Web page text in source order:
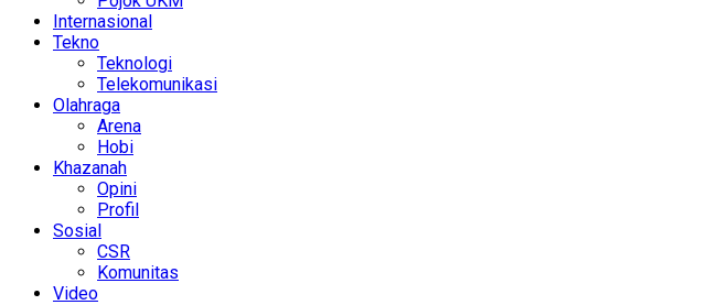
Internasional
Tekno
Teknologi
Telekomunikasi
Olahraga
Arena
Hobi
Khazanah
Opini
Profil
Sosial
CSR
Komunitas
Video